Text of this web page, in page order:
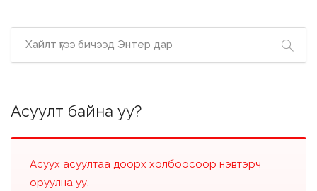
Асуулт байна уу?
Асуух асуултаа доорх холбоосоор нэвтэрч
оруулна уу.